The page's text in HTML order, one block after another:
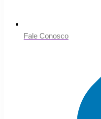
Fale Conosco